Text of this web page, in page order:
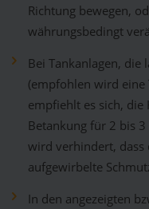
Richtung bewegen,
währungsbedingt
Bei Tankanlagen,
(empfohlen wird eine
empfiehlt es sich,
Betankung für 2 bis
wird verhindert, dass
aufgewirbelte
In den angezeigten